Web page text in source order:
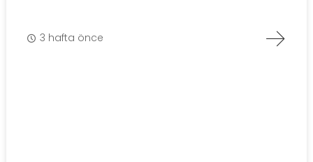
3 hafta önce